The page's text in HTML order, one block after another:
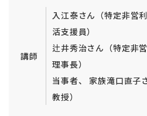
講師
入江泰さん（特定非営
活支援員）
辻井秀治さん（特定非
理事長）
当事者、 家族滝口直子
教授）